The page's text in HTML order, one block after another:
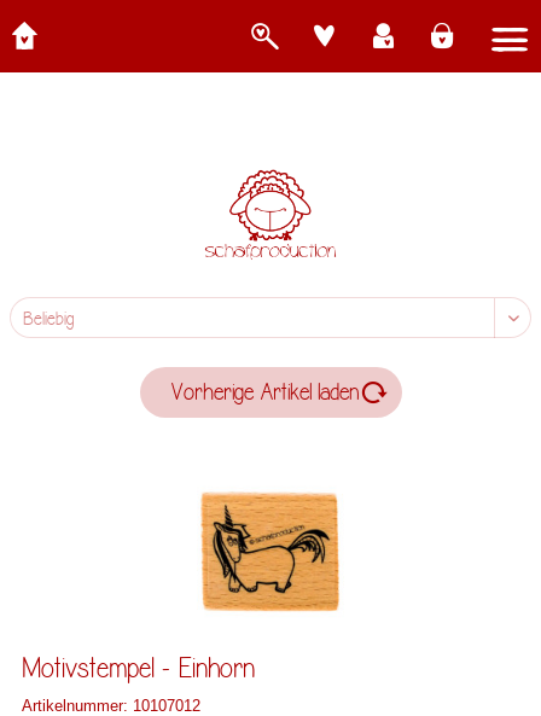
Vorherige Artikel laden
Motivstempel - Einhorn
Artikelnummer: 10107012